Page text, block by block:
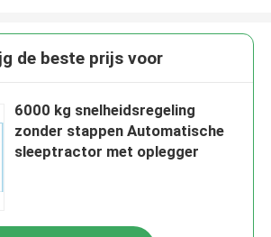
de beste prijs voor
6000 kg snelheidsregeling
zonder stappen Automatische
sleeptractor met oplegger